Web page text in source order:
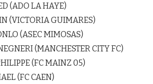
(ADO LA HAYE)
(VICTORIA GUIMARES)
(ASEC MIMOSAS)
(MANCHESTER CITY FC)
(FC MAINZ 05)
(FC CAEN)